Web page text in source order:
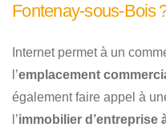
Fontenay-sous-Bois
Internet permet à un
l’emplacement
également faire appel à
l’immobilier d’entreprise